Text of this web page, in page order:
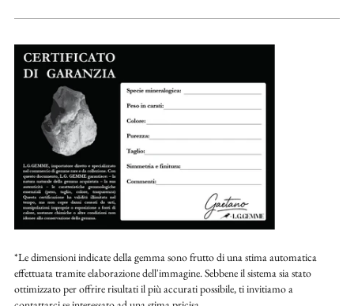
*Le dimensioni indicate della gemma sono frutto di una stima automatica
effettuata tramite elaborazione dell'immagine. Sebbene il sistema sia stato
ottimizzato per offrire risultati il più accurati possibile, ti invitiamo a